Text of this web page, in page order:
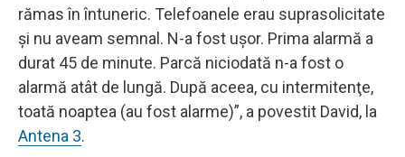
rămas în întuneric. Telefoanele erau suprasolicitate
şi nu aveam semnal. N-a fost uşor. Prima alarmă a
durat 45 de minute. Parcă niciodată n-a fost o
alarmă atât de lungă. După aceea, cu intermitenţe,
toată noaptea (au fost alarme)”, a povestit David, la
Antena 3.